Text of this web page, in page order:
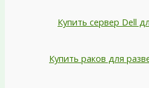
Купить сервер Dell
Купить раков для